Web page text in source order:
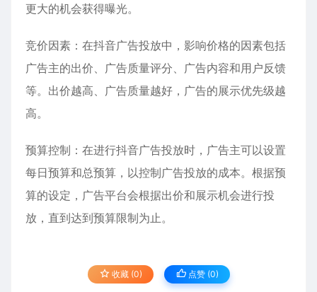
更大的机会获得曝光。
竞价因素：在抖音广告投放中，影响价格的因素包括
广告主的出价、广告质量评分、广告内容和用户反馈
等。出价越高、广告质量越好，广告的展示优先级越
高。
预算控制：在进行抖音广告投放时，广告主可以设置
每日预算和总预算，以控制广告投放的成本。根据预
算的设定，广告平台会根据出价和展示机会进行投
放，直到达到预算限制为止。
收藏 (0) 点赞 (0)